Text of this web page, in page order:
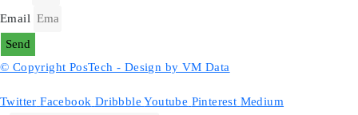
Email
Send
© Copyright PosTech - Design by VM Data
Twitter Facebook Dribbble Youtube Pinterest Medium